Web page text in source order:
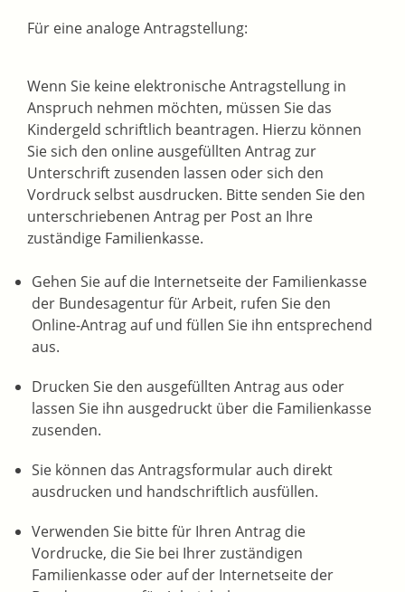
Für eine analoge Antragstellung:
Wenn Sie keine elektronische Antragstellung in
Anspruch nehmen möchten, müssen Sie das
Kindergeld schriftlich beantragen. Hierzu können
Sie sich den online ausgefüllten Antrag zur
Unterschrift zusenden lassen oder sich den
Vordruck selbst ausdrucken. Bitte senden Sie den
unterschriebenen Antrag per Post an Ihre
zuständige Familienkasse.
Gehen Sie auf die Internetseite der Familienkasse
der Bundesagentur für Arbeit, rufen Sie den
Online-Antrag auf und füllen Sie ihn entsprechend
aus.
Drucken Sie den ausgefüllten Antrag aus oder
lassen Sie ihn ausgedruckt über die Familienkasse
zusenden.
Sie können das Antragsformular auch direkt
ausdrucken und handschriftlich ausfüllen.
Verwenden Sie bitte für Ihren Antrag die
Vordrucke, die Sie bei Ihrer zuständigen
Familienkasse oder auf der Internetseite der